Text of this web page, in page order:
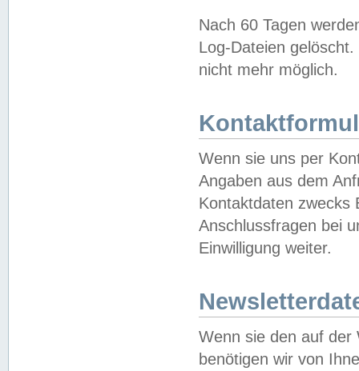
Nach 60 Tagen
Log-Dateien
nicht mehr möglich.
Wenn sie uns per
Angaben aus dem
Kontaktdaten zwecks
Anschlussfragen bei
Einwilligung weiter.
Wenn sie den auf der
benötigen wir von